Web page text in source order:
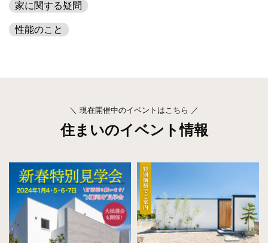
家に関する疑問
性能のこと
＼ 現在開催中のイベントはこちら ／
住まいのイベント情報